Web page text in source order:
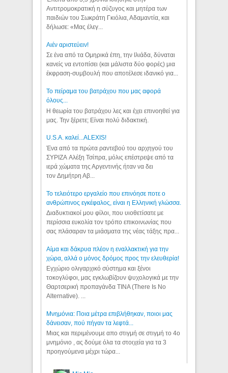
Αντιτρομοκρατική η σύζυγος και μητέρα των
παιδιών του Σωκράτη Γκιόλια, Αδαμαντία, και
δήλωσε: «Μας έλεγ...
Aιέν αριστεύειν!
Σε ένα από τα Ομηρικά έπη, την Ιλιάδα, δύναται
κανείς να εντοπίσει (και μάλιστα δύο φορές) μια
έκφραση-συμβουλή που αποτέλεσε ιδανικό για...
Το πείραμα του βατράχου που μας αφορά
όλους...
Η θεωρία του βατράχου λες και έχει επινοηθεί για
μας. Την ξέρετε; Είναι πολύ διδακτική.
U.S.A. καλεί...ALEXIS!
Ένα από τα πρώτα ραντεβού του αρχηγού του
ΣΥΡΙΖΑ Αλέξη Τσίπρα, μόλις επέστρεψε από τα
ιερά χώματα της Αργεντινής ήταν να δει
τον Δημήτρη Αβ...
Το τελειότερο εργαλείο που επινόησε ποτε ο
ανθρώπινος εγκέφαλος, είναι η Ελληνική γλώσσα.
Διαδυκτιακοί μου φίλοι, που υιοθετίσατε με
περίσσια ευκολία τον τρόπο επικοινωνίας που
σας πλάσαραν τα μιάσματα της νέας τάξης πρα...
Αίμα και δάκρυα πλέον η εναλλακτική για την
χώρα, αλλά ο μόνος δρόμος προς την ελευθερία!
Εγχώριο ολιγαρχικό σύστημα και ξένοι
τοκογλύφοι, μας εγκλωβίζουν ψυχολογικά με την
Θαρτσερική προπαγάνδα TINA (There Is No
Alternative). ...
Μνημόνια: Ποια μέτρα επιβλήθηκαν, ποιοι μας
δάνεισαν, πού πήγαν τα λεφτά...
Μιας και περιμένουμε απο στιγμή σε στιγμή το 4ο
μνημόνιο , ας δούμε όλα τα στοιχεία για τα 3
προηγούμενα μέχρι τώρα...